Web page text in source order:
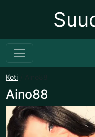
Koti
Aino88